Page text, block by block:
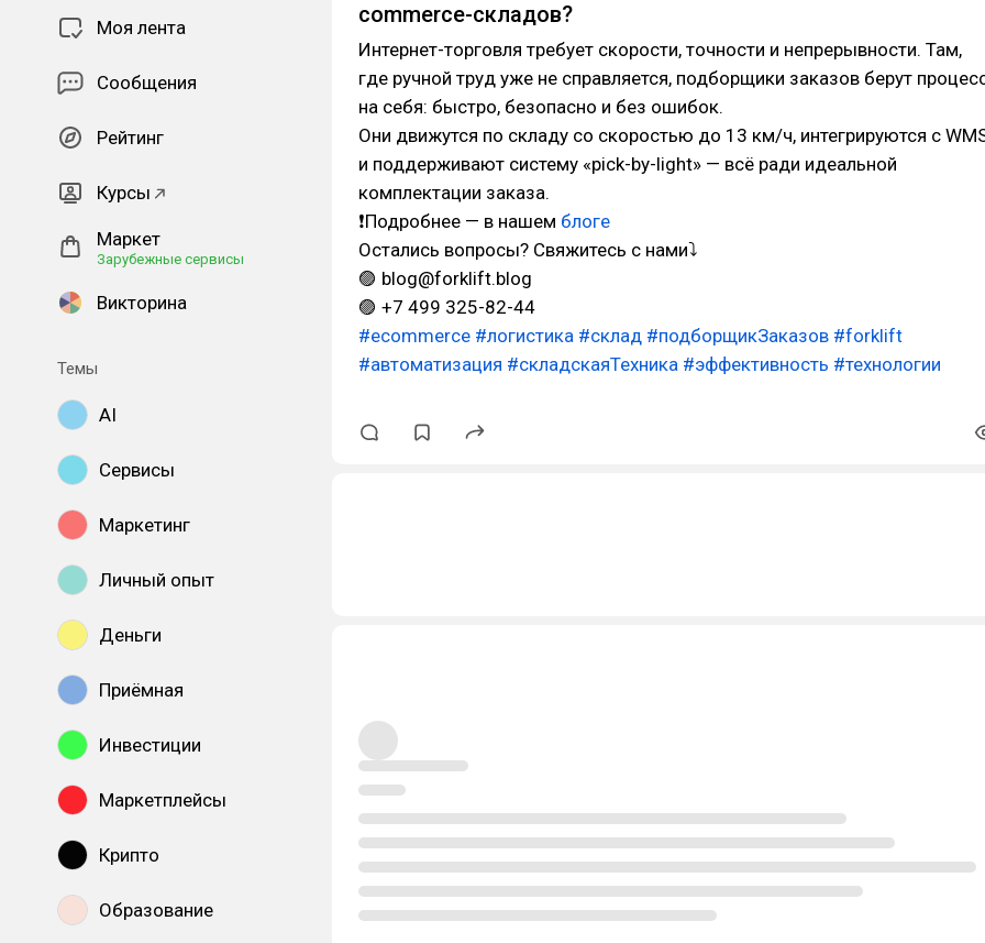
Моя лента
Сообщения
Рейтинг
Курсы
Маркет
Зарубежные сервисы
Викторина
Темы
AI
Сервисы
Маркетинг
Личный опыт
Деньги
Приёмная
Инвестиции
Маркетплейсы
Крипто
Образование
commerce-складов?
Интернет-торговля требует скорости, точности и непрерывности. Там,
где ручной труд уже не справляется, подборщики заказов берут
на себя: быстро, безопасно и без ошибок.
Они движутся по складу со скоростью до 13 км/ч, интегрируются с
и поддерживают систему «pick-by-light» — всё ради идеальной
комплектации заказа.
❗Подробнее — в нашем блоге
Остались вопросы? Свяжитесь с нами⤵
🟣 blog@forklift.blog
🟣 +7 499 325-82-44
#ecommerce #логистика #склад #подборщикЗаказов #forklift
#автоматизация #складскаяТехника #эффективность #технологии